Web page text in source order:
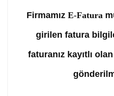
Firmamız E-Fatura
girilen fatura
faturanız kayıtlı